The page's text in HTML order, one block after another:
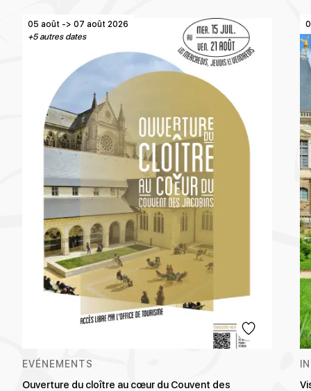
05 août -> 07 août 2026
+5 autres dates
EVÉNEMENTS
Ouverture du cloître au cœur du Couvent des